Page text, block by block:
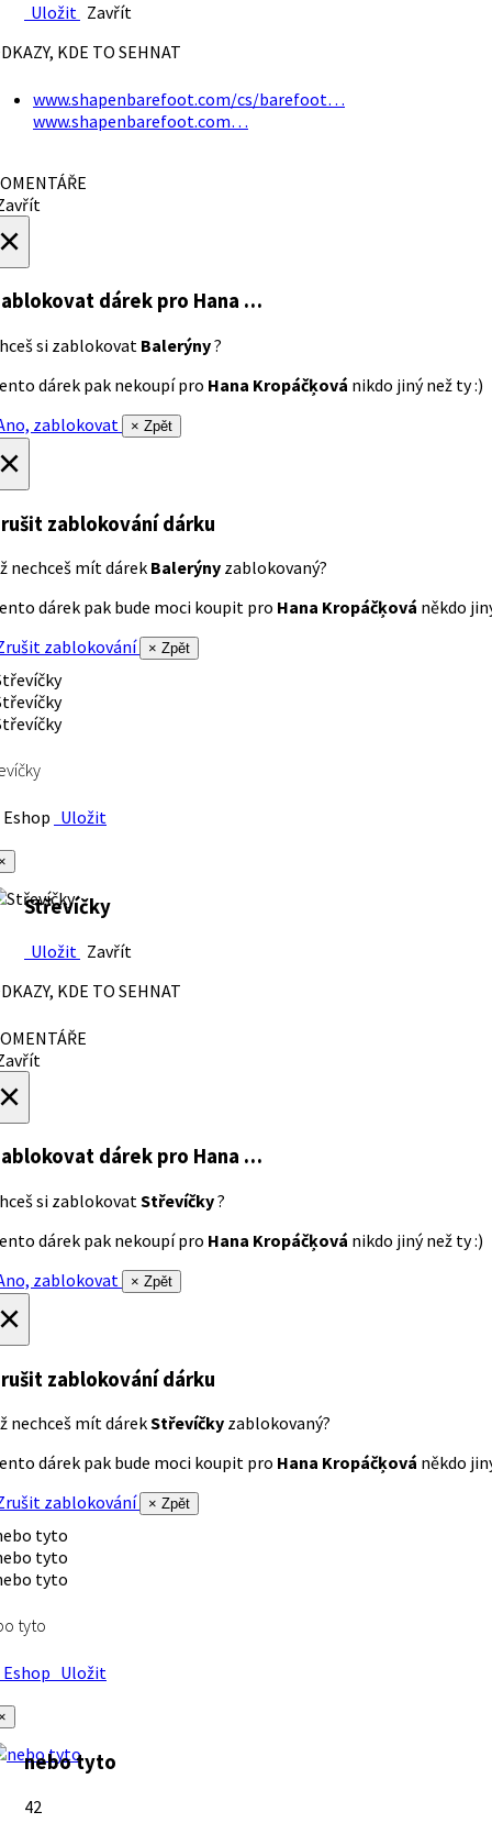
Uložit Zavřít
KDE TO SEHNAT
www.shapenbarefoot.com/cs/barefoot…
www.shapenbarefoot.com…
dárek pro Hana …
si zablokovat Balerýny?
dárek pak nekoupí pro Hana Kropáčķová nikdo jiný než ty :)
zablokovat
× Zpět
zablokování dárku
nechceš mít dárek Balerýny zablokovaný?
dárek pak bude moci koupit pro Hana Kropáčķová někdo
zablokování
× Zpět
Uložit
Střevíčky
Uložit Zavřít
KDE TO SEHNAT
dárek pro Hana …
si zablokovat Střevíčky?
dárek pak nekoupí pro Hana Kropáčķová nikdo jiný než ty :)
zablokovat
× Zpět
zablokování dárku
nechceš mít dárekStřevíčky zablokovaný?
dárek pak bude moci koupit pro Hana Kropáčķová někdo
zablokování
× Zpět
tyto
Uložit
nebo tyto
42